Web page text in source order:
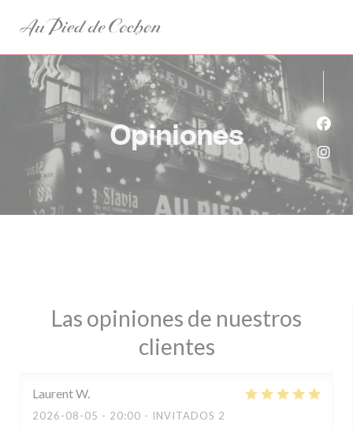
Opiniones
Las opiniones de nuestros
clientes
LaurentW
2026-08-05 - 20:00 - INVITADOS 2